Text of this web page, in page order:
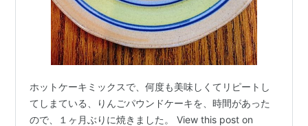
ホットケーキミックスで、何度も美味しくてリピートし
てしまている、りんごパウンドケーキを、時間があった
ので、１ヶ月ぶりに焼きました。 View this post on